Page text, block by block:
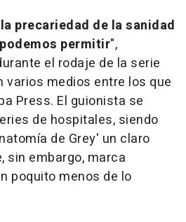
precariedad de la sanidad
permitir",
el rodaje de la serie
varios medios entre los que
Press. El guionista se
de hospitales, siendo
de Grey' un claro
sin embargo, marca
poquito menos de lo